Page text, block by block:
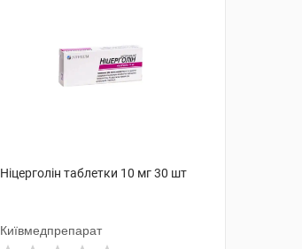
Ніцерголін таблетки 10 мг 30 шт
Київмедпрепарат